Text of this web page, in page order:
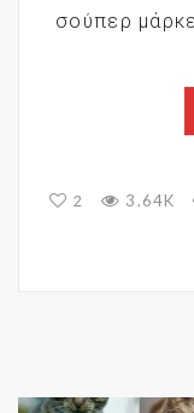
σούπερ
2 3.64K